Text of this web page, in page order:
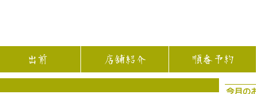
出前 店舗紹介 順番予約
今月の